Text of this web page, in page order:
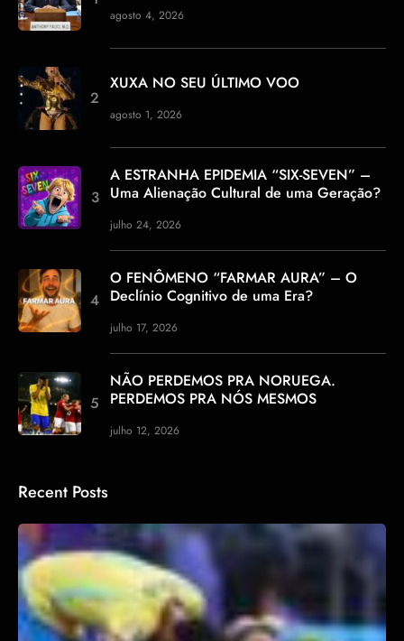
agosto 4, 2026
XUXA NO SEU ÚLTIMO VOO
agosto 1, 2026
A ESTRANHA EPIDEMIA “SIX-SEVEN” –
Uma Alienação Cultural de uma Geração?
julho 24, 2026
O FENÔMENO “FARMAR AURA” – O
Declínio Cognitivo de uma Era?
julho 17, 2026
NÃO PERDEMOS PRA NORUEGA.
PERDEMOS PRA NÓS MESMOS
julho 12, 2026
Recent Posts